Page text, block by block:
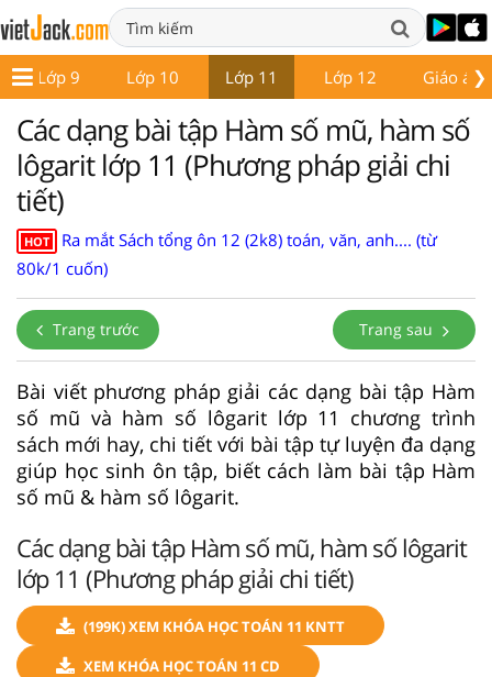
❯
Lớp 9 Lớp 10 Lớp 11 Lớp 12 Giáo án
Các dạng bài tập Hàm số mũ, hàm số
lôgarit lớp 11 (Phương pháp giải chi
tiết)
HOT
Ra mắt Sách tổng ôn 12 (2k8) toán, văn, anh.... (từ
80k/1 cuốn)
Trang trước Trang sau
Bài viết phương pháp giải các dạng bài tập Hàm
số mũ và hàm số lôgarit lớp 11 chương trình
sách mới hay, chi tiết với bài tập tự luyện đa dạng
giúp học sinh ôn tập, biết cách làm bài tập Hàm
số mũ & hàm số lôgarit.
Các dạng bài tập Hàm số mũ, hàm số lôgarit
lớp 11 (Phương pháp giải chi tiết)
(199K) XEM KHÓA HỌC TOÁN 11 KNTT
XEM KHÓA HỌC TOÁN 11 CD